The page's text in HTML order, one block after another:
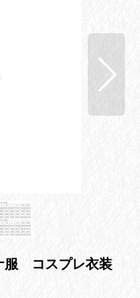
コスプレ衣装